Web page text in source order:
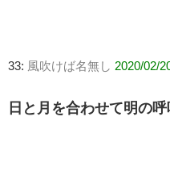
33: 風吹けば名無し 2020/02/
日と月を合わせて明の